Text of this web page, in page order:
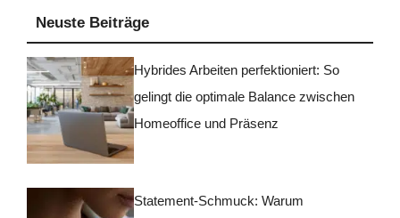
Neuste Beiträge
Hybrides Arbeiten perfektioniert: So
gelingt die optimale Balance zwischen
Homeoffice und Präsenz
Statement-Schmuck: Warum